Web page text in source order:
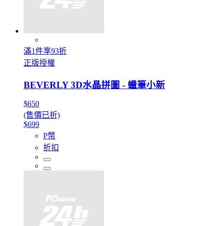
滿1件享93折
正版授權
BEVERLY 3D水晶拼圖 - 蠟筆小新
$650
(售價已折)
$699
P幣
折扣